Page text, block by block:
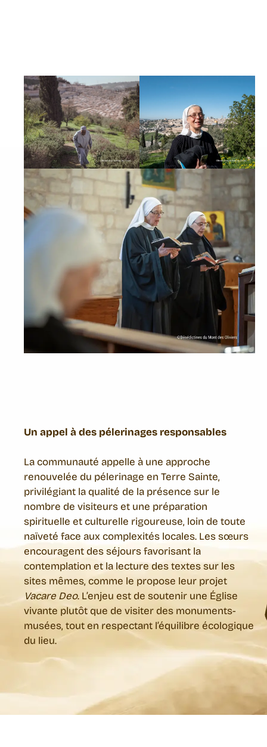
Un appel à des pélerinages responsables
La communauté appelle à une approche
renouvelée du pélerinage en Terre Sainte,
privilégiant la qualité de la présence sur le
nombre de visiteurs et une préparation
spirituelle et culturelle rigoureuse, loin de toute
naïveté face aux complexités locales. Les sœurs
encouragent des séjours favorisant la
contemplation et la lecture des textes sur les
sites mêmes, comme le propose leur projet
Vacare Deo. L’enjeu est de soutenir une Église
vivante plutôt que de visiter des monuments-
musées, tout en respectant l’équilibre écologique
du lieu.